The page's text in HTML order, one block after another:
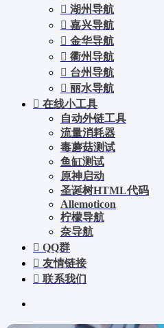
湖州导航
嘉兴导航
金华导航
衢州导航
台州导航
丽水导航
在线小工具
自动外链工具
流量消耗器
毒蘑菇测试
鱼缸测试
原神启动
圣诞树HTML代码
Allemoticon
柠檬导航
奈导航
QQ群
友情链接
联系我们